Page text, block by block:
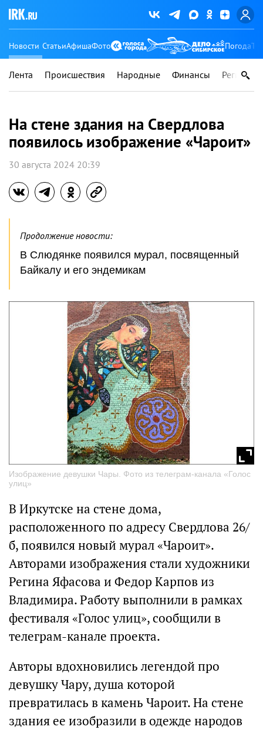
Новости СтатьиАфишаФото Погода
Лента Происшествия Народные Финансы Регионы
На стене здания на Свердлова
появилось изображение «Чароит»
30 августа 2024 20:39
Продолжение новости:
В Слюдянке появился мурал, посвященный
Байкалу и его эндемикам
Изображение девушки Чары. Фото из телеграм-канала «Голос
улиц»
В Иркутске на стене дома,
расположенного по адресу Свердлова 26/
б, появился новый мурал «Чароит».
Авторами изображения стали художники
Регина Яфасова и Федор Карпов из
Владимира. Работу выполнили в рамках
фестиваля «Голос улиц», сообщили в
телеграм-канале проекта.
Авторы вдохновились легендой про
девушку Чару, душа которой
превратилась в камень Чароит. На стене
здания ее изобразили в одежде народов